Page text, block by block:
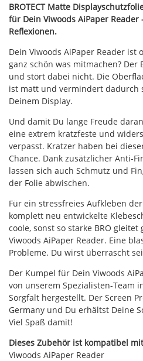
BROTECT Matte
für Dein Viwoods AiPaper
Reflexionen.
Dein Viwoods AiPaper Reader ist
ganz schön was mitmachen? Der
und stört dabei nicht. Die
ist matt und vermindert dadurch
Deinem Display.
Und damit Du lange Freude
eine extrem kratzfeste und
verpasst. Kratzer haben bei
Chance. Dank zusätzlicher Anti-
lassen sich auch Schmutz und
der Folie abwischen.
Für ein stressfreies Aufkleben
komplett neu entwickelte
coole, sonst so starke BRO
Viwoods AiPaper Reader. Eine
Probleme. Du wirst überrascht
Der Kumpel für Dein Viwoods
von unserem Spezialisten-Team
Sorgfalt hergestellt. Der Screen
Germany und Du erhältst Deine
Viel Spaß damit!
Dieses Zubehör ist kompatibel mit
Viwoods AiPaper Reader